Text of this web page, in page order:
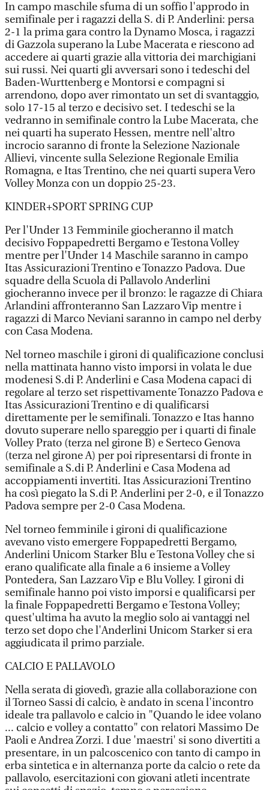
In campo maschile sfuma di un soffio l'approdo in
semifinale per i ragazzi della S. di P. Anderlini: persa
2-1 la prima gara contro la Dynamo Mosca, i ragazzi
di Gazzola superano la Lube Macerata e riescono ad
accedere ai quarti grazie alla vittoria dei marchigiani
sui russi. Nei quarti gli avversari sono i tedeschi del
Baden-Wurttenberg e Montorsi e compagni si
arrendono, dopo aver rimontato un set di svantaggio,
solo 17-15 al terzo e decisivo set. I tedeschi se la
vedranno in semifinale contro la Lube Macerata, che
nei quarti ha superato Hessen, mentre nell'altro
incrocio saranno di fronte la Selezione Nazionale
Allievi, vincente sulla Selezione Regionale Emilia
Romagna, e Itas Trentino, che nei quarti supera Vero
Volley Monza con un doppio 25-23.
KINDER+SPORT SPRING CUP
Per l'Under 13 Femminile giocheranno il match
decisivo Foppapedretti Bergamo e Testona Volley
mentre per l'Under 14 Maschile saranno in campo
Itas Assicurazioni Trentino e Tonazzo Padova. Due
squadre della Scuola di Pallavolo Anderlini
giocheranno invece per il bronzo: le ragazze di Chiara
Arlandini affronteranno San Lazzaro Vip mentre i
ragazzi di Marco Neviani saranno in campo nel derby
con Casa Modena.
Nel torneo maschile i gironi di qualificazione conclusi
nella mattinata hanno visto imporsi in volata le due
modenesi S.di P. Anderlini e Casa Modena capaci di
regolare al terzo set rispettivamente Tonazzo Padova e
Itas Assicurazioni Trentino e di qualificarsi
direttamente per le semifinali. Tonazzo e Itas hanno
dovuto superare nello spareggio per i quarti di finale
Volley Prato (terza nel girone B) e Serteco Genova
(terza nel girone A) per poi ripresentarsi di fronte in
semifinale a S.di P. Anderlini e Casa Modena ad
accoppiamenti invertiti. Itas Assicurazioni Trentino
ha così piegato la S.di P. Anderlini per 2-0, e il Tonazzo
Padova sempre per 2-0 Casa Modena.
Nel torneo femminile i gironi di qualificazione
avevano visto emergere Foppapedretti Bergamo,
Anderlini Unicom Starker Blu e Testona Volley che si
erano qualificate alla finale a 6 insieme a Volley
Pontedera, San Lazzaro Vip e Blu Volley. I gironi di
semifinale hanno poi visto imporsi e qualificarsi per
la finale Foppapedretti Bergamo e Testona Volley;
quest'ultima ha avuto la meglio solo ai vantaggi nel
terzo set dopo che l'Anderlini Unicom Starker si era
aggiudicata il primo parziale.
CALCIO E PALLAVOLO
Nella serata di giovedì, grazie alla collaborazione con
il Torneo Sassi di calcio, è andato in scena l'incontro
ideale tra pallavolo e calcio in "Quando le idee volano
... calcio e volley a contatto" con relatori Massimo De
Paoli e Andrea Zorzi. I due 'maestri' si sono divertiti a
presentare, in un palcoscenico con tanto di campo in
erba sintetica e in alternanza porte da calcio o rete da
pallavolo, esercitazioni con giovani atleti incentrate